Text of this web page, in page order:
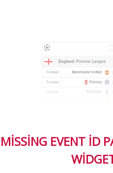
MISSING EVENT ID